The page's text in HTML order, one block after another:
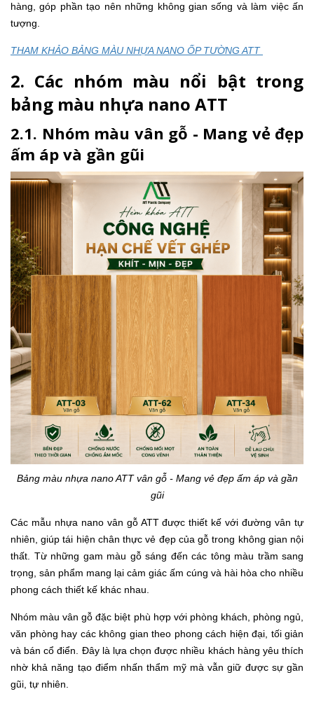
hàng, góp phần tạo nên những không gian sống và làm việc ấn
tượng.
THAM KHẢO BẢNG MÀU NHỰA NANO ỐP TƯỜNG ATT
2. Các nhóm màu nổi bật trong
bảng màu nhựa nano ATT
2.1. Nhóm màu vân gỗ - Mang vẻ đẹp
ấm áp và gần gũi
Bảng màu nhựa nano ATT vân gỗ - Mang vẻ đẹp ấm áp và gần
gũi
Các mẫu nhựa nano vân gỗ ATT được thiết kế với đường vân tự
nhiên, giúp tái hiện chân thực vẻ đẹp của gỗ trong không gian nội
thất. Từ những gam màu gỗ sáng đến các tông màu trầm sang
trọng, sản phẩm mang lại cảm giác ấm cúng và hài hòa cho nhiều
phong cách thiết kế khác nhau.
Nhóm màu vân gỗ đặc biệt phù hợp với phòng khách, phòng ngủ,
văn phòng hay các không gian theo phong cách hiện đại, tối giản
và bán cổ điển. Đây là lựa chọn được nhiều khách hàng yêu thích
nhờ khả năng tạo điểm nhấn thẩm mỹ mà vẫn giữ được sự gần
gũi, tự nhiên.